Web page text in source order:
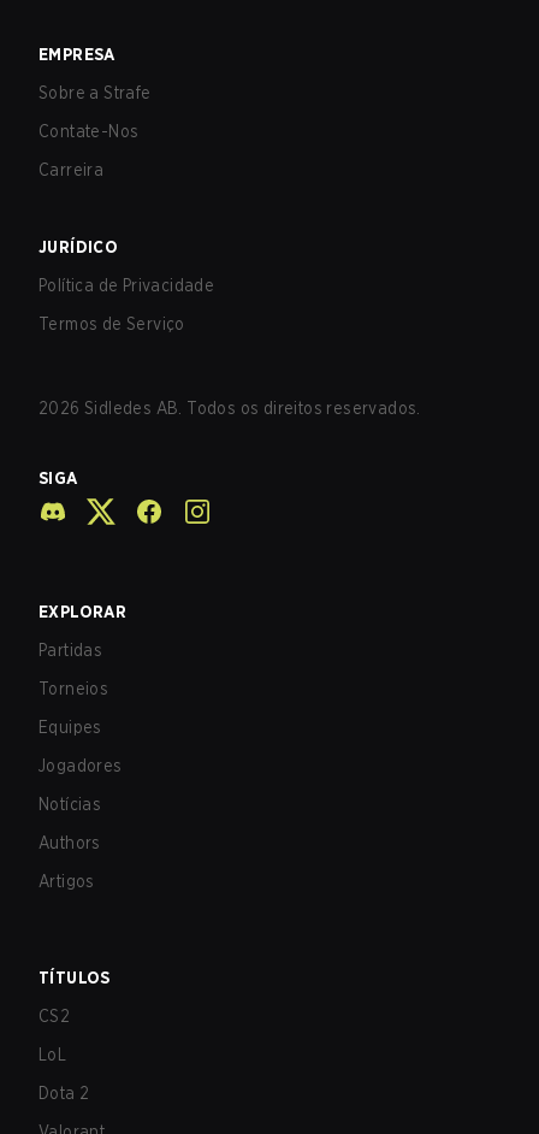
EMPRESA
Sobre a Strafe
Contate-Nos
Carreira
JURÍDICO
Política de Privacidade
Termos de Serviço
2026 Sidledes AB. Todos os direitos reservados.
SIGA
EXPLORAR
Partidas
Torneios
Equipes
Jogadores
Notícias
Authors
Artigos
TÍTULOS
CS2
LoL
Dota 2